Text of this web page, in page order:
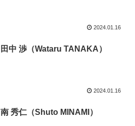
2024.01.16
田中 渉（Wataru TANAKA）
2024.01.16
南 秀仁（Shuto MINAMI）